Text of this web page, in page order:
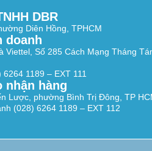
DBR
Diên Hồng, TPHCM
doanh
Viettel, Số 285 Cách Mạng Tháng
1189 – EXT 111
nhận hàng
Lược, phường Bình Trị Đông, TP
(028) 6264 1189 – EXT 112